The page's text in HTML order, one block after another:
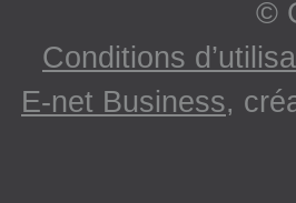
©
Conditions
E-net Business,